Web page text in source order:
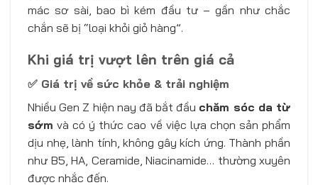
mác sơ sài, bao bì kém đầu tư – gần như chắc
chắn sẽ bị “loại khỏi giỏ hàng”.
Khi giá trị vượt lên trên giá cả
✅ Giá trị về sức khỏe & trải nghiệm
Nhiều Gen Z hiện nay đã bắt đầu chăm sóc da từ
sớm và có ý thức cao về việc lựa chọn sản phẩm
dịu nhẹ, lành tính, không gây kích ứng. Thành phần
như B5, HA, Ceramide, Niacinamide… thường xuyên
được nhắc đến.